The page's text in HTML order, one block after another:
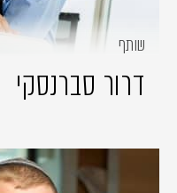
שותף
דרור סברנסקי